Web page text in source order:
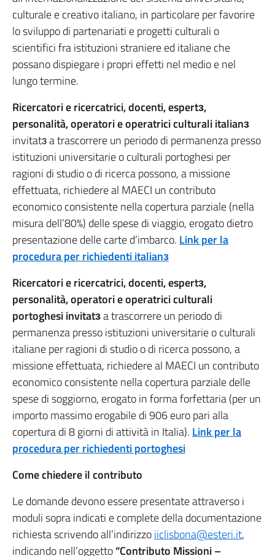
culturale e creativo italiano, in particolare per favorire
lo sviluppo di partenariati e progetti culturali o
scientifici fra istituzioni straniere ed italiane che
possano dispiegare i propri effetti nel medio e nel
lungo termine.
Ricercatori e ricercatrici, docenti, espertɜ,
personalità, operatori e operatrici culturali italianɜ
invitatɜ a trascorrere un periodo di permanenza presso
istituzioni universitarie o culturali portoghesi per
ragioni di studio o di ricerca possono, a missione
effettuata, richiedere al MAECI un contributo
economico consistente nella copertura parziale (nella
misura dell’80%) delle spese di viaggio, erogato dietro
presentazione delle carte d’imbarco. Link per la
procedura per richiedenti italianɜ
Ricercatori e ricercatrici, docenti, espertɜ,
personalità, operatori e operatrici culturali
portoghesi invitatɜa trascorrere un periodo di
permanenza presso istituzioni universitarie o culturali
italiane per ragioni di studio o di ricerca possono, a
missione effettuata, richiedere al MAECI un contributo
economico consistente nella copertura parziale delle
spese di soggiorno, erogato in forma forfettaria (per un
importo massimo erogabile di 906 euro pari alla
copertura di 8 giorni di attività in Italia). Link per la
procedura per richiedenti portoghesi
Come chiedere il contributo
Le domande devono essere presentate attraverso i
moduli sopra indicati e complete della documentazione
richiesta scrivendo all’indirizzoiiclisbona@esteri.it,
indicando nell’oggetto“Contributo Missioni –